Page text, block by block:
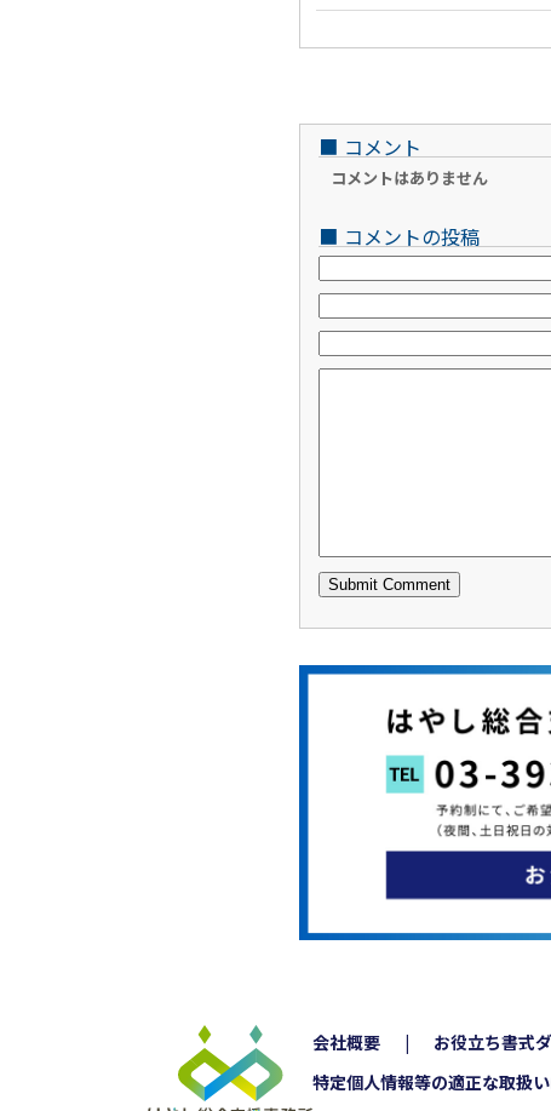
■ コメント
コメントはありません
■ コメントの投稿
会社概要 お役立ち書式
特定個人情報等の適正な取扱